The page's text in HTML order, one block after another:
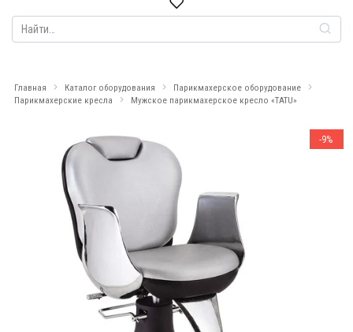
Search
for:
Главная Каталог оборудования
Парикмахерское оборудование
Парикмахерские кресла
Мужское парикмахерское кресло «TATU»
-9%